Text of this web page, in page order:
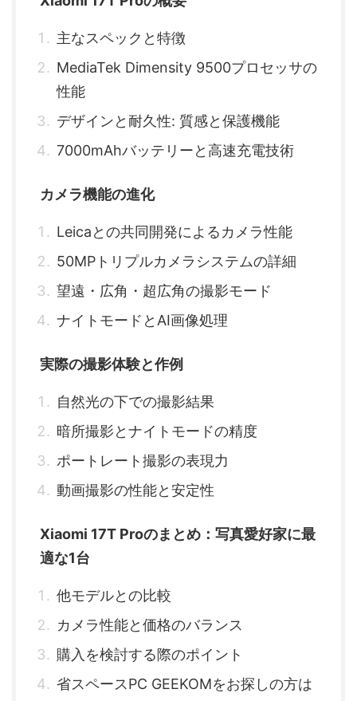
主なスペックと特徴
MediaTek Dimensity 9500プロセッサの
性能
デザインと耐久性: 質感と保護機能
7000mAhバッテリーと高速充電技術
カメラ機能の進化
Leicaとの共同開発によるカメラ性能
50MPトリプルカメラシステムの詳細
望遠・広角・超広角の撮影モード
ナイトモードとAI画像処理
実際の撮影体験と作例
自然光の下での撮影結果
暗所撮影とナイトモードの精度
ポートレート撮影の表現力
動画撮影の性能と安定性
Xiaomi 17T Proのまとめ：写真愛好家に最
適な1台
他モデルとの比較
カメラ性能と価格のバランス
購入を検討する際のポイント
省スペースPC GEEKOMをお探しの方は